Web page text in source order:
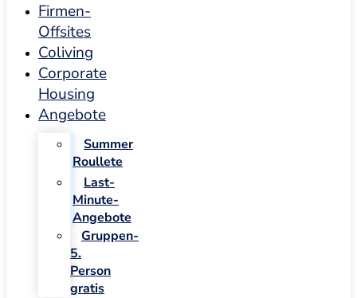
Firmen-
Offsites
Coliving
Corporate
Housing
Angebote
Summer
Roullete
Last-
Minute-
Angebote
Gruppen-
5.
Person
gratis